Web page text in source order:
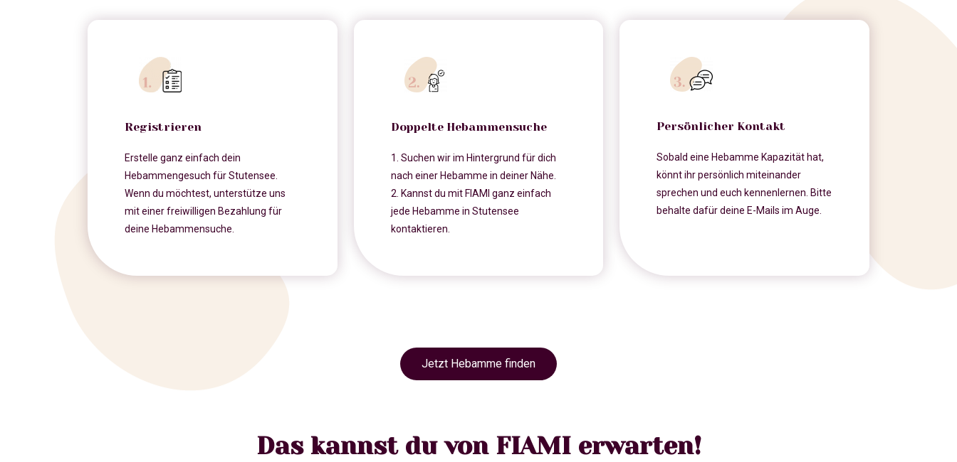
Registrieren
Erstelle ganz einfach dein
Hebammengesuch für Stutensee.
Wenn du möchtest, unterstütze uns
mit einer freiwilligen Bezahlung für
deine Hebammensuche.
Doppelte Hebammensuche
1. Suchen wir im Hintergrund für dich
nach einer Hebamme in deiner Nähe.
2. Kannst du mit FIAMI ganz einfach
jede Hebamme in Stutensee
kontaktieren.
Persönlicher Kontakt
Sobald eine Hebamme Kapazität hat,
könnt ihr persönlich miteinander
sprechen und euch kennenlernen. Bitte
behalte dafür deine E-Mails im Auge.
Jetzt Hebamme finden
Das kannst du von FIAMI erwarten!